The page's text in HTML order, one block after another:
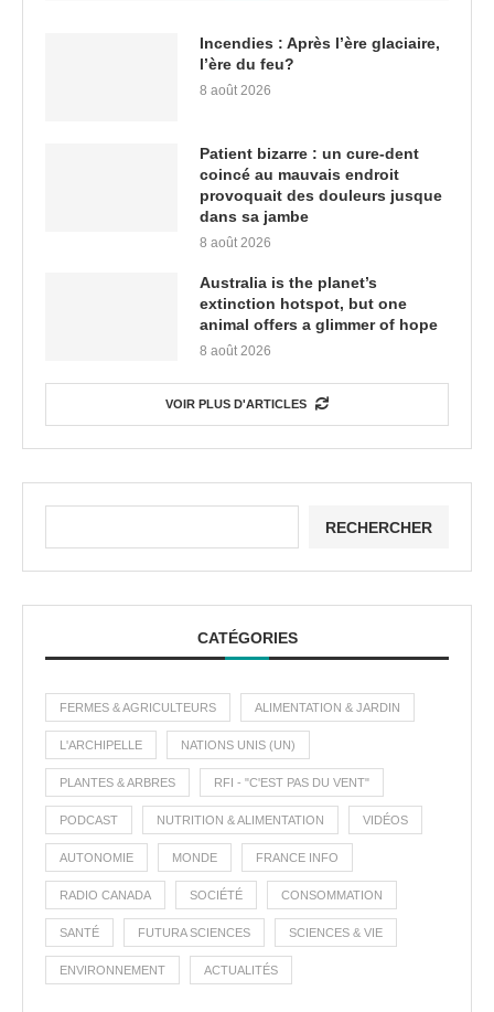
Incendies : Après l’ère glaciaire,
l’ère du feu?
8 août 2026
Patient bizarre : un cure-dent
coincé au mauvais endroit
provoquait des douleurs jusque
dans sa jambe
8 août 2026
Australia is the planet’s
extinction hotspot, but one
animal offers a glimmer of hope
8 août 2026
VOIR PLUS D'ARTICLES
RECHERCHER
CATÉGORIES
FERMES & AGRICULTEURS ALIMENTATION & JARDIN
L'ARCHIPELLE NATIONS UNIS (UN)
PLANTES & ARBRES RFI - "C'EST PAS DU VENT"
PODCAST NUTRITION & ALIMENTATION VIDÉOS
AUTONOMIE MONDE FRANCE INFO
RADIO CANADA SOCIÉTÉ CONSOMMATION
SANTÉ FUTURA SCIENCES SCIENCES & VIE
ENVIRONNEMENT ACTUALITÉS